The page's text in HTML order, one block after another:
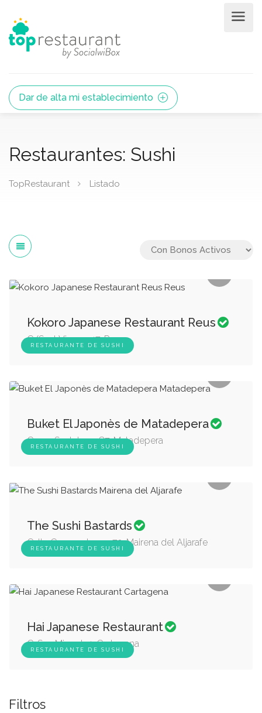
Dar de alta mi establecimiento
Restaurantes: Sushi
TopRestaurant Listado
RESTAURANTE DE SUSHI
Kokoro Japanese Restaurant Reus
C/Sant Vicenç 47, Reus
RESTAURANTE DE SUSHI
Buket El Japonès de Matadepera
Carrer Sant Joan, 87, Matadepera
RESTAURANTE DE SUSHI
The Sushi Bastards
Calle Campoalegre, 72, Mairena del Aljarafe
RESTAURANTE DE SUSHI
Hai Japanese Restaurant
C. San Miguel, 4, Cartagena
Filtros